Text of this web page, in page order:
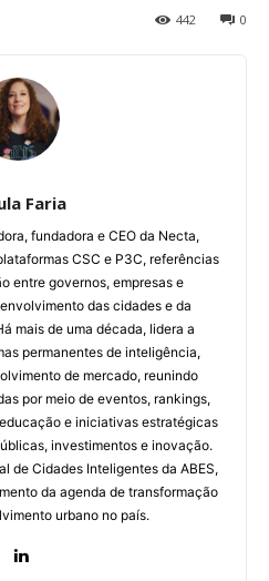
0
442
Faria
fundadora e CEO da Necta,
CSC e P3C, referências
entre governos, empresas e
das cidades e da
mais de uma década, lidera a
permanentes de inteligência,
de mercado, reunindo
por meio de eventos, rankings,
e iniciativas estratégicas
investimentos e inovação.
de Cidades Inteligentes da ABES,
da agenda de transformação
urbano no país.